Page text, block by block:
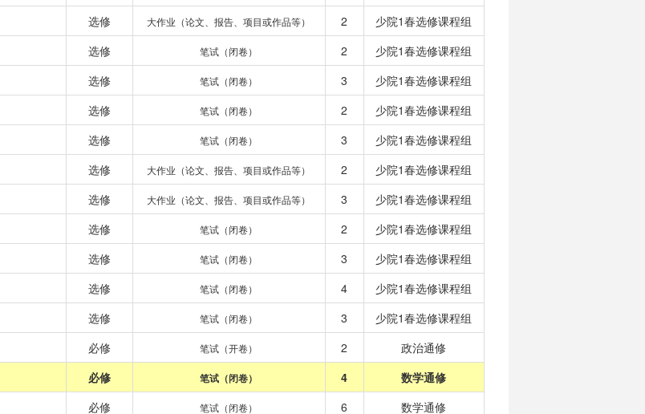
选修 大作业（论文、报告、项目或作品等） 2
少院1春选修课程组
选修 笔试（闭卷） 2
少院1春选修课程组
选修 笔试（闭卷） 3
少院1春选修课程组
选修 笔试（闭卷） 2
少院1春选修课程组
选修 笔试（闭卷） 3
少院1春选修课程组
选修 大作业（论文、报告、项目或作品等） 2
少院1春选修课程组
选修 大作业（论文、报告、项目或作品等） 3
少院1春选修课程组
选修 笔试（闭卷） 2
少院1春选修课程组
选修 笔试（闭卷） 3
少院1春选修课程组
选修 笔试（闭卷） 4
少院1春选修课程组
选修 笔试（闭卷） 3
少院1春选修课程组
必修 笔试（开卷） 2
政治通修
必修 笔试（闭卷） 4
数学通修
必修 笔试（闭卷） 6
数学通修